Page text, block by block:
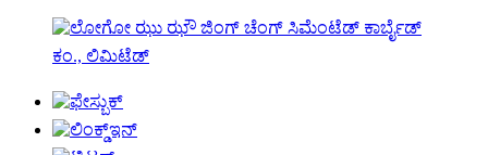
ಝು ಝೌ ಜಿಂಗ್ ಚೆಂಗ್ ಸಿಮೆಂಟೆಡ್ ಕಾರ್ಬೈಡ್
ಕಂ., ಲಿಮಿಟೆಡ್